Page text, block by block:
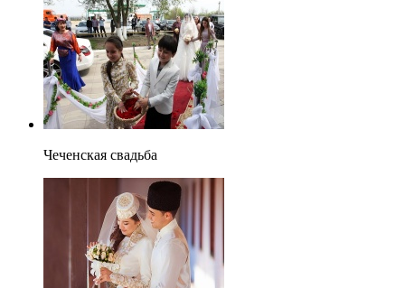
Чеченская свадьба